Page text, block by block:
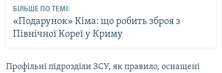
БІЛЬШЕ ПО ТЕМІ:
«Подарунок» Кіма: що робить зброя з
Північної Кореї у Криму
Профільні підрозділи ЗСУ, як правило, оснащені